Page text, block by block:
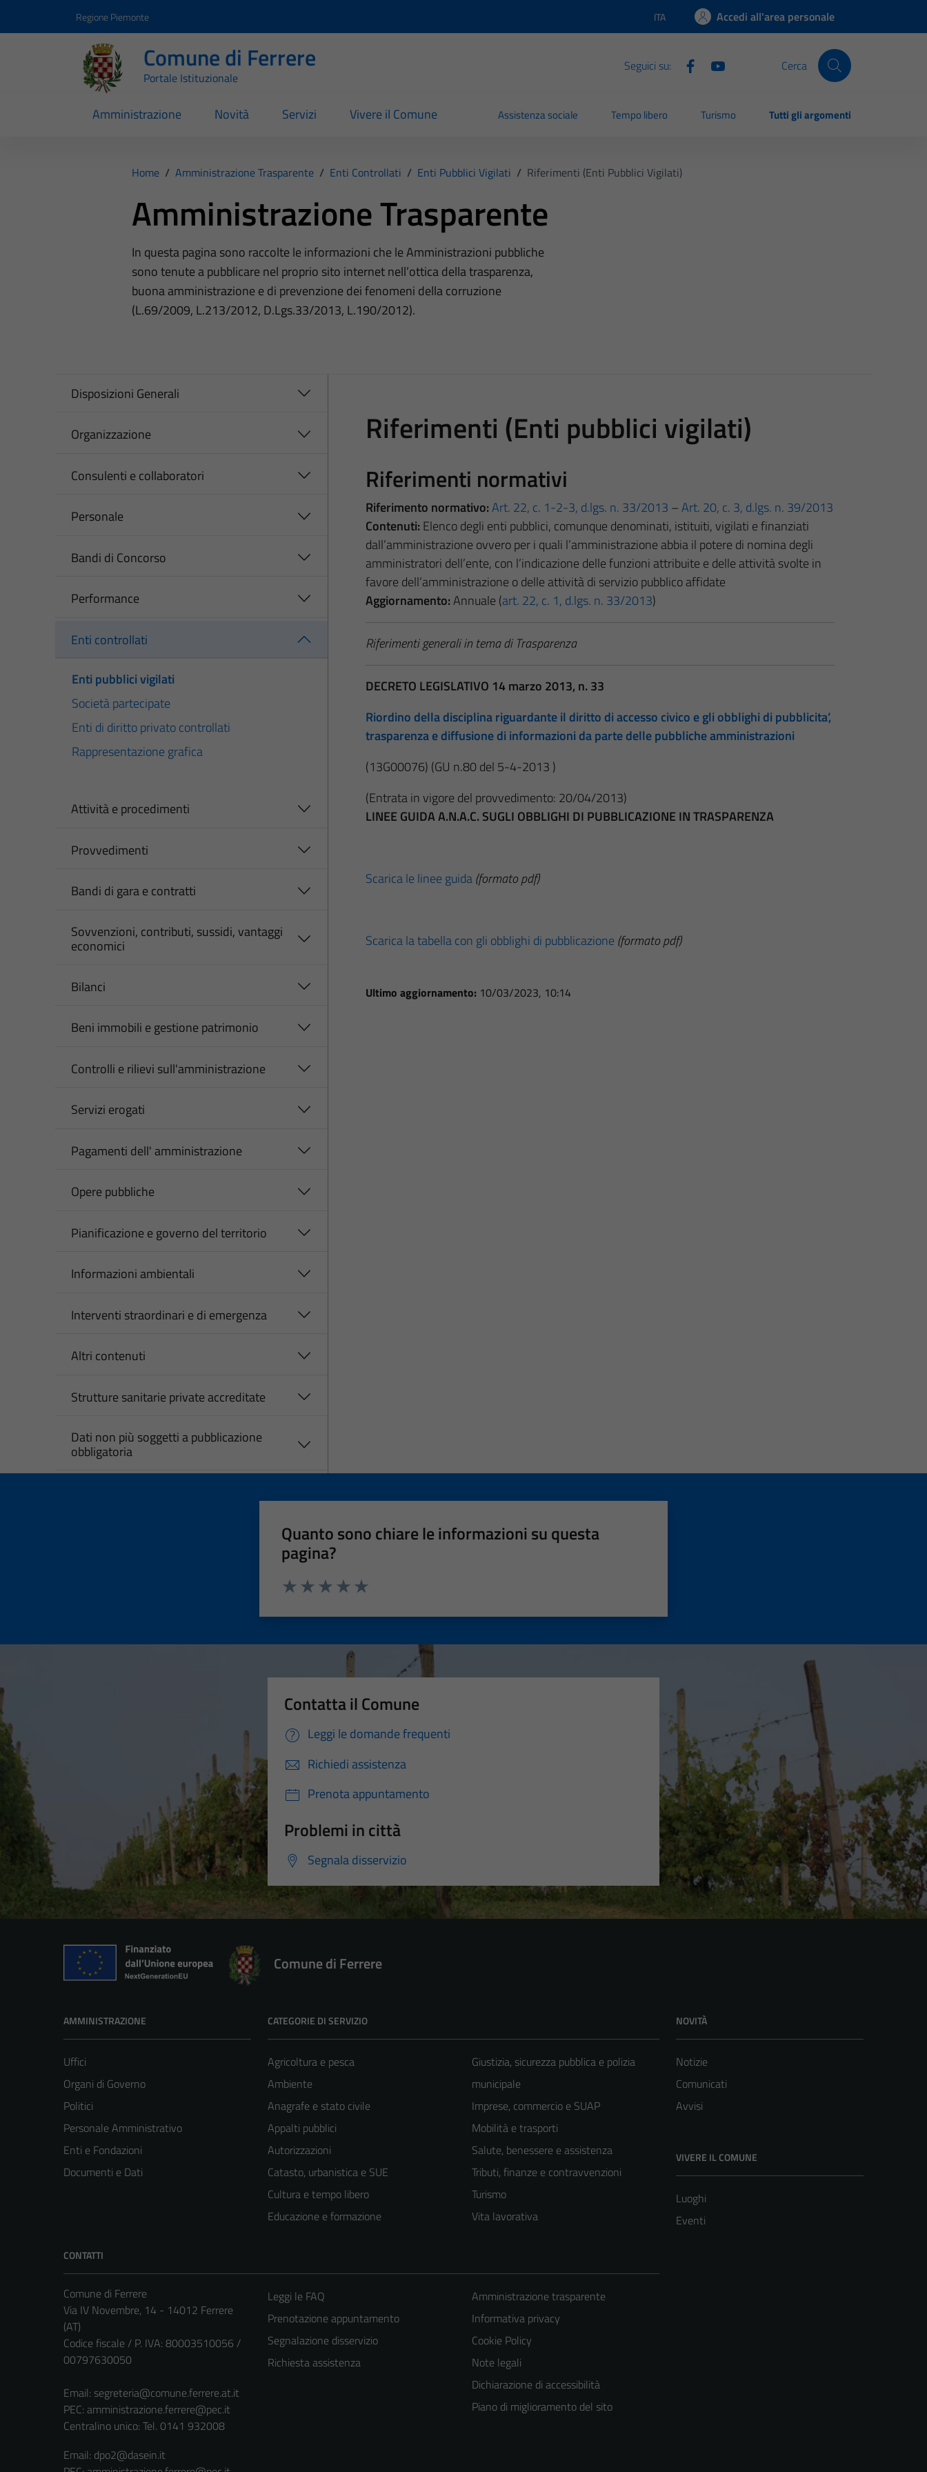
Regione Piemonte Lingua attiva:
ITA Accedi all'area personale
Comune di Ferrere
Portale Istituzionale
Seguici su: Cerca
Amministrazione Novità Servizi Vivere il Comune Assistenza sociale Tempo libero Turismo Tutti gli argomenti
Home / Amministrazione Trasparente / Enti Controllati / Enti Pubblici Vigilati / Riferimenti (Enti Pubblici Vigilati)
Amministrazione Trasparente
In questa pagina sono raccolte le informazioni che le Amministrazioni pubbliche
sono tenute a pubblicare nel proprio sito internet nell’ottica della trasparenza,
buona amministrazione e di prevenzione dei fenomeni della corruzione
(L.69/2009, L.213/2012, D.Lgs.33/2013, L.190/2012).
Disposizioni Generali
Organizzazione
Consulenti e collaboratori
Personale
Bandi di Concorso
Performance
Enti controllati
Enti pubblici vigilati
Società partecipate
Enti di diritto privato controllati
Rappresentazione grafica
Attività e procedimenti
Provvedimenti
Bandi di gara e contratti
Sovvenzioni, contributi, sussidi, vantaggi
economici
Bilanci
Beni immobili e gestione patrimonio
Controlli e rilievi sull'amministrazione
Servizi erogati
Pagamenti dell' amministrazione
Opere pubbliche
Pianificazione e governo del territorio
Informazioni ambientali
Interventi straordinari e di emergenza
Altri contenuti
Strutture sanitarie private accreditate
Dati non più soggetti a pubblicazione
obbligatoria
Riferimenti (Enti pubblici vigilati)
Riferimenti normativi
Riferimento normativo:Art. 22, c. 1-2-3, d.lgs. n. 33/2013 –Art. 20, c. 3, d.lgs. n. 39/2013
Contenuti: Elenco degli enti pubblici, comunque denominati, istituiti, vigilati e finanziati
dall’amministrazione ovvero per i quali l’amministrazione abbia il potere di nomina degli
amministratori dell’ente, con l’indicazione delle funzioni attribuite e delle attività svolte in
favore dell’amministrazione o delle attività di servizio pubblico affidate
Aggiornamento:Annuale (art. 22, c. 1, d.lgs. n. 33/2013)
Riferimenti generali in tema di Trasparenza
DECRETO LEGISLATIVO 14 marzo 2013, n. 33
Riordino della disciplina riguardante il diritto di accesso civico e gli obblighi di pubblicita’,
trasparenza e diffusione di informazioni da parte delle pubbliche amministrazioni
(13G00076) (GU n.80 del 5-4-2013 )
(Entrata in vigore del provvedimento: 20/04/2013)
LINEE GUIDA A.N.A.C. SUGLI OBBLIGHI DI PUBBLICAZIONE IN TRASPARENZA
Scarica le linee guida(formato pdf)
Scarica la tabella con gli obblighi di pubblicazione (formato pdf)
Ultimo aggiornamento: 10/03/2023, 10:14
Quanto sono chiare le informazioni su questa
pagina?
Contatta il Comune
Leggi le domande frequenti
Richiedi assistenza
Prenota appuntamento
Problemi in città
Segnala disservizio
Comune di Ferrere
AMMINISTRAZIONE
Uffici
Organi di Governo
Politici
Personale Amministrativo
Enti e Fondazioni
Documenti e Dati
CATEGORIE DI SERVIZIO
Agricoltura e pesca
Ambiente
Anagrafe e stato civile
Appalti pubblici
Autorizzazioni
Catasto, urbanistica e SUE
Cultura e tempo libero
Educazione e formazione
Giustizia, sicurezza pubblica e polizia
municipale
Imprese, commercio e SUAP
Mobilità e trasporti
Salute, benessere e assistenza
Tributi, finanze e contravvenzioni
Turismo
Vita lavorativa
NOVITÀ
Notizie
Comunicati
Avvisi
VIVERE IL COMUNE
Luoghi
Eventi
CONTATTI
Comune di Ferrere
Via IV Novembre, 14 - 14012 Ferrere
(AT)
Codice fiscale / P. IVA: 80003510056 /
00797630050
Email: segreteria@comune.ferrere.at.it
PEC: amministrazione.ferrere@pec.it
Centralino unico: Tel. 0141 932008
Email: dpo2@dasein.it
Leggi le FAQ
Prenotazione appuntamento
Segnalazione disservizio
Richiesta assistenza
Amministrazione trasparente
Informativa privacy
Cookie Policy
Note legali
Dichiarazione di accessibilità
Piano di miglioramento del sito